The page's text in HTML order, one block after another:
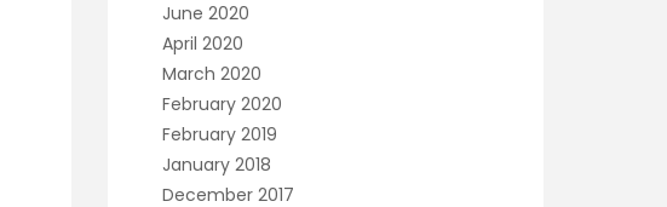
June 2020
April 2020
March 2020
February 2020
February 2019
January 2018
December 2017